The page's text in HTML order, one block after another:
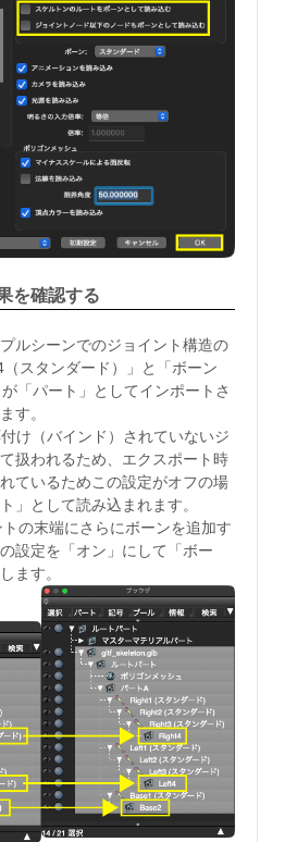
を確認する
ルシーンでのジョイント構造の
スタンダード）」と「ボーン
「パート」としてインポートさ
す。
け（バインド）されていないジ
扱われるため、エクスポート時
ているためこの設定がオフの場
」として読み込まれます。
の末端にさらにボーンを追加す
設定を「オン」にして「ボー
ます。